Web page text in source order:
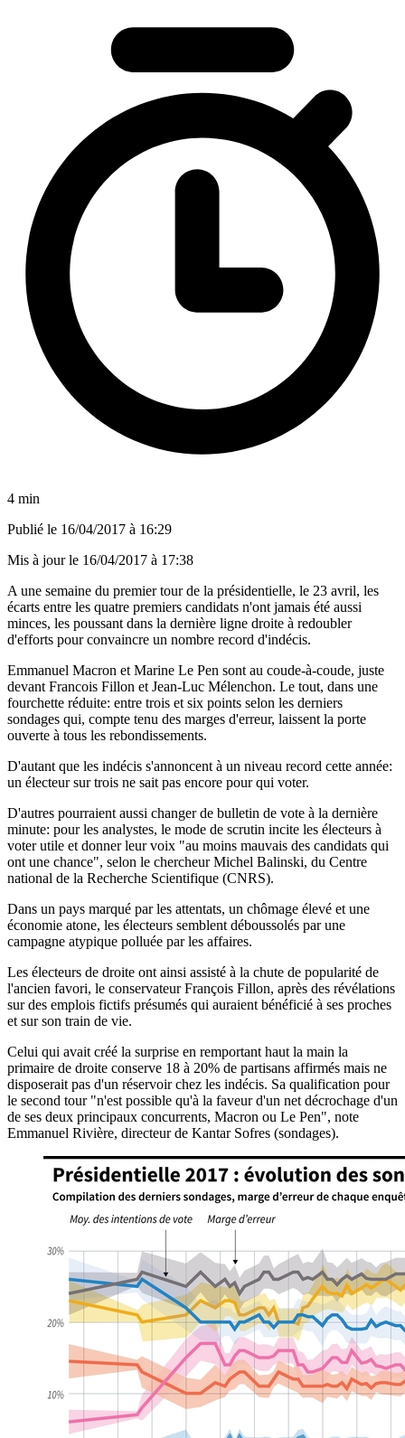
4 min
Publié le 16/04/2017 à 16:29
Mis à jour le 16/04/2017 à 17:38
A une semaine du premier tour de la présidentielle, le 23 avril, les
écarts entre les quatre premiers candidats n'ont jamais été aussi
minces, les poussant dans la dernière ligne droite à redoubler
d'efforts pour convaincre un nombre record d'indécis.
Emmanuel Macron et Marine Le Pen sont au coude-à-coude, juste
devant Francois Fillon et Jean-Luc Mélenchon. Le tout, dans une
fourchette réduite: entre trois et six points selon les derniers
sondages qui, compte tenu des marges d'erreur, laissent la porte
ouverte à tous les rebondissements.
D'autant que les indécis s'annoncent à un niveau record cette année:
un électeur sur trois ne sait pas encore pour qui voter.
D'autres pourraient aussi changer de bulletin de vote à la dernière
minute: pour les analystes, le mode de scrutin incite les électeurs à
voter utile et donner leur voix "au moins mauvais des candidats qui
ont une chance", selon le chercheur Michel Balinski, du Centre
national de la Recherche Scientifique (CNRS).
Dans un pays marqué par les attentats, un chômage élevé et une
économie atone, les électeurs semblent déboussolés par une
campagne atypique polluée par les affaires.
Les électeurs de droite ont ainsi assisté à la chute de popularité de
l'ancien favori, le conservateur François Fillon, après des révélations
sur des emplois fictifs présumés qui auraient bénéficié à ses proches
et sur son train de vie.
Celui qui avait créé la surprise en remportant haut la main la
primaire de droite conserve 18 à 20% de partisans affirmés mais ne
disposerait pas d'un réservoir chez les indécis. Sa qualification pour
le second tour "n'est possible qu'à la faveur d'un net décrochage d'un
de ses deux principaux concurrents, Macron ou Le Pen", note
Emmanuel Rivière, directeur de Kantar Sofres (sondages).